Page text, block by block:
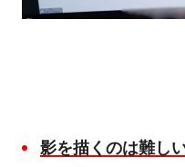
影を描くのは難し